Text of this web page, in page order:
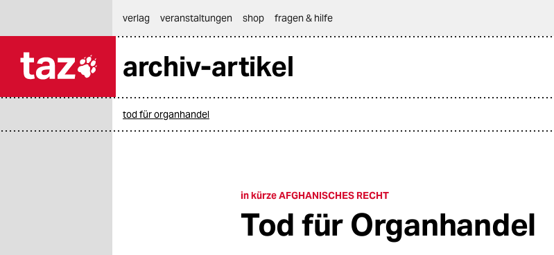
themen
verlag
veranstaltungen shop fragen & hilfe
archiv-artikel
tod für organhandel
in kürze AFGHANISCHES RECHT
Tod für Organhandel